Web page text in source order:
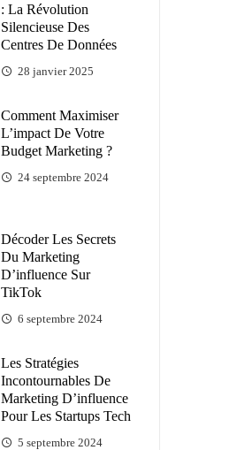
: La Révolution
Silencieuse Des
Centres De Données
28 janvier 2025
Comment Maximiser
L’impact De Votre
Budget Marketing ?
24 septembre 2024
Décoder Les Secrets
Du Marketing
D’influence Sur
TikTok
6 septembre 2024
Les Stratégies
Incontournables De
Marketing D’influence
Pour Les Startups Tech
5 septembre 2024